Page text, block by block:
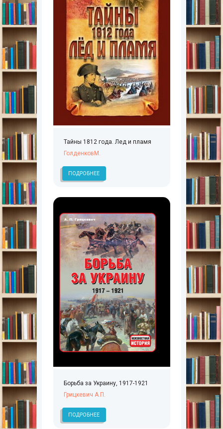
Тайны 1812 года. Лед и пламя
ГолденковМ.
ПОДРОБНЕЕ
Борьба за Украину, 1917-1921
Грицкевич А.П.
ПОДРОБНЕЕ